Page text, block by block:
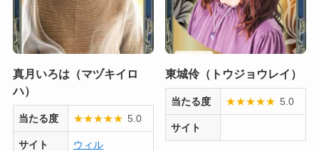
真月いろは（マヅキイロ
ハ）
当たる度 ★★★★★ 5.0
サイト ウィル
東城伶（トウジョウレイ）
当たる度 ★★★★★ 5.0
サイト